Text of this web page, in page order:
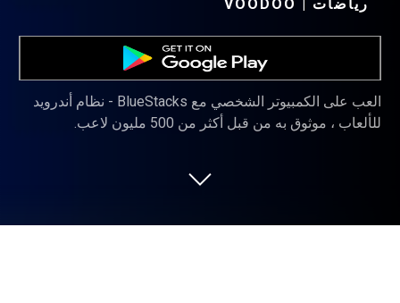
رياضات | VOODOO‏
العب على الكمبيوتر الشخصي مع BlueStacks - نظام أندرويد
للألعاب ، موثوق به من قبل أكثر من 500 مليون لاعب.